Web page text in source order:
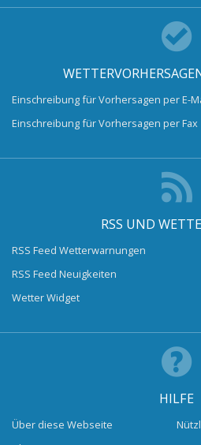
Einschreibung für Vorhersagen per E-
Einschreibung für Vorhersagen per Fax
RSS UND
RSS Feed Wetterwarnungen
RSS Feed Neuigkeiten
Wetter Widget
HILFE
Über diese Webseite